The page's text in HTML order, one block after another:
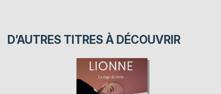
D’AUTRES TITRES À DÉCOUVRIR